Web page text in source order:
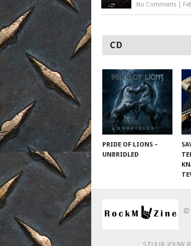
No Comments
CD
PRIDE OF LIONS –
UNBRIDLED
©